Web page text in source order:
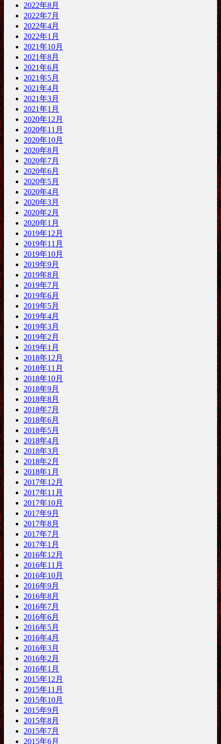
2022年8月
2022年7月
2022年4月
2022年1月
2021年10月
2021年8月
2021年6月
2021年5月
2021年4月
2021年3月
2021年1月
2020年12月
2020年11月
2020年10月
2020年8月
2020年7月
2020年6月
2020年5月
2020年4月
2020年3月
2020年2月
2020年1月
2019年12月
2019年11月
2019年10月
2019年9月
2019年8月
2019年7月
2019年6月
2019年5月
2019年4月
2019年3月
2019年2月
2019年1月
2018年12月
2018年11月
2018年10月
2018年9月
2018年8月
2018年7月
2018年6月
2018年5月
2018年4月
2018年3月
2018年2月
2018年1月
2017年12月
2017年11月
2017年10月
2017年9月
2017年8月
2017年7月
2017年1月
2016年12月
2016年11月
2016年10月
2016年9月
2016年8月
2016年7月
2016年6月
2016年5月
2016年4月
2016年3月
2016年2月
2016年1月
2015年12月
2015年11月
2015年10月
2015年9月
2015年8月
2015年7月
2015年6月